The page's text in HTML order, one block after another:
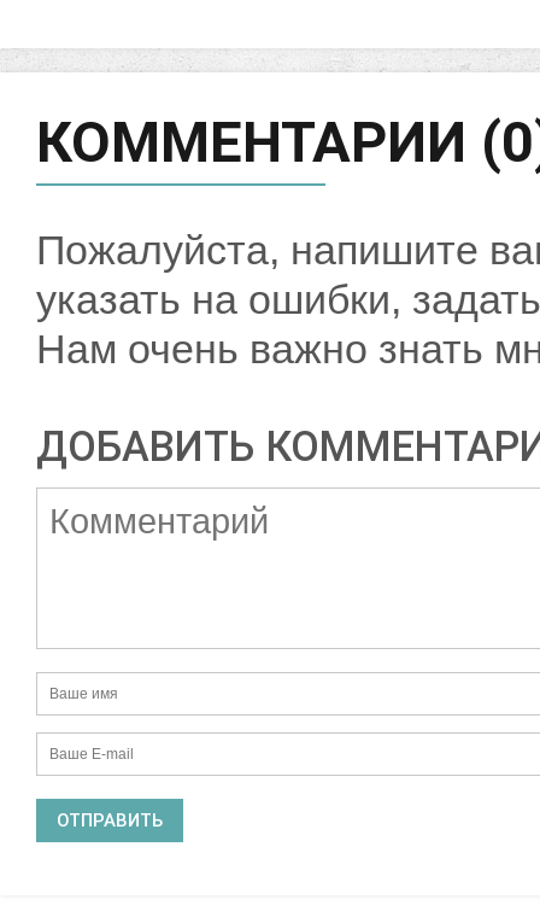
КОММЕНТАРИИ
Пожалуйста, напишите
указать на ошибки,
Нам очень важно знать
ДОБАВИТЬ